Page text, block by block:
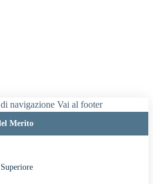
navigazione Vai al footer
Merito